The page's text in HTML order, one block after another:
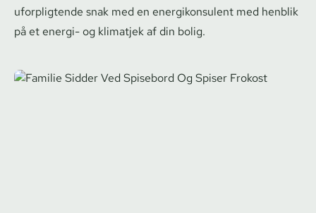
uforpligtende snak med en ener­gi­kon­su­lent med henblik
på et energi- og klimatjek af din bolig.